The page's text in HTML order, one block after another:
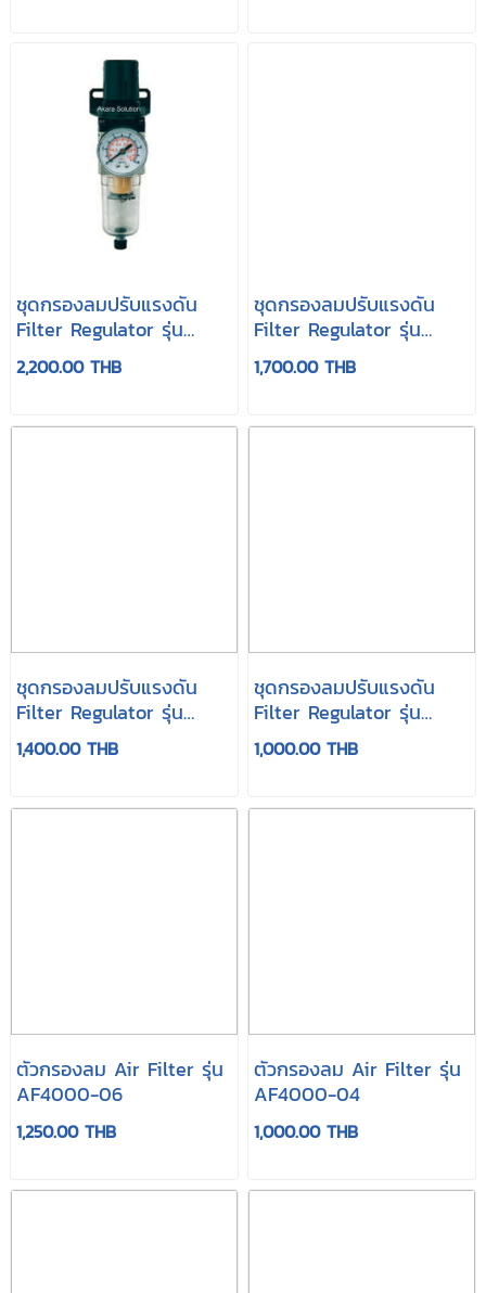
ชุดกรองลมปรับแรงดัน
Filter Regulator รุ่น
AW4000-06
2,200.00 THB
ชุดกรองลมปรับแรงดัน
Filter Regulator รุ่น
AW4000-04
1,700.00 THB
ชุดกรองลมปรับแรงดัน
Filter Regulator รุ่น
AW3000-03
1,400.00 THB
ชุดกรองลมปรับแรงดัน
Filter Regulator รุ่น
AW2000-02
1,000.00 THB
ตัวกรองลม Air Filter รุ่น
AF4000-06
1,250.00 THB
ตัวกรองลม Air Filter รุ่น
AF4000-04
1,000.00 THB